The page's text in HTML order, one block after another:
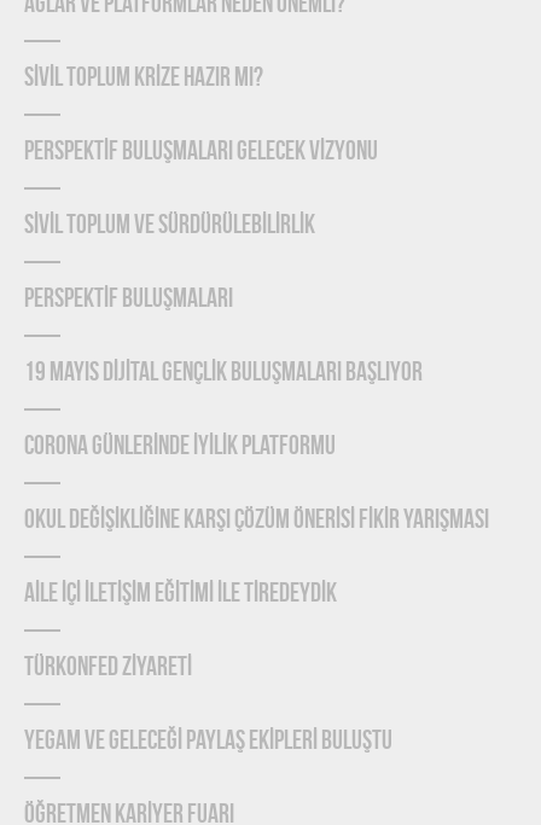
SİVİL TOPLUM KRİZE HAZIR MI?
PERSPEKTİF BULUŞMALARI GELECEK VİZYONU
SİVİL TOPLUM VE SÜRDÜRÜLEBİLİRLİK
PERSPEKTİF BULUŞMALARI
19 MAYIS DİJİTAL GENÇLİK BULUŞMALARI BAŞLIYOR
CORONA GÜNLERİNDE İYİLİK PLATFORMU
OKUL DEĞİŞİKLİĞİNE KARŞI ÇÖZÜM ÖNERİSİ FİKİR YARIŞMASI
AİLE İÇİ İLETİŞİM EĞİTİMİ İLE TİREDEYDİK
TÜRKONFED ZİYARETİ
YEGAM ve GELECEĞİ PAYLAŞ EKİPLERİ BULUŞTU
ÖĞRETMEN KARİYER FUARI